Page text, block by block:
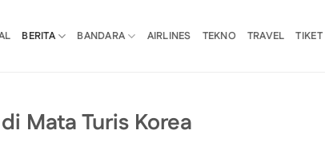
BERITA BANDARA AIRLINES TEKNO TRAVEL TIKET
Mata Turis Korea